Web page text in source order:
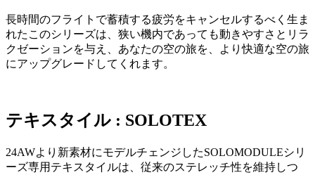
長時間のフライトで蓄積する疲労をキャンセルするべく生ま
れたこのシリーズは、狭い機内であっても動きやすさとリラ
クゼーションを与え、あなたの空の旅を、より快適な空の旅
にアップグレードしてくれます。
テキスタイル : SOLOTEX
24AWより新素材にモデルチェンジしたSOLOMODULEシリ
ーズ専用テキスタイルは、従来のステレッチ性を維持しつ